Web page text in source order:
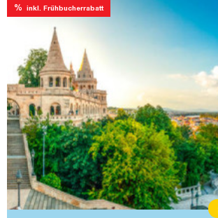
% inkl. Frühbucherrabatt